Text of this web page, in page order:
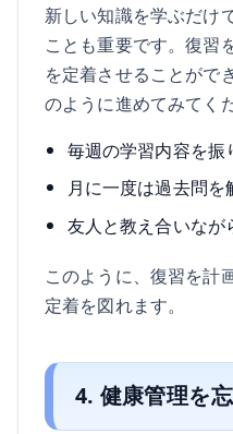
新しい知識を学ぶだけ
ことも重要です。復習
を定着させることがで
のように進めてみてく
毎週の学習内容を振
月に一度は過去問を
友人と教え合いなが
このように、復習を計
定着を図れます。
4. 健康管理を